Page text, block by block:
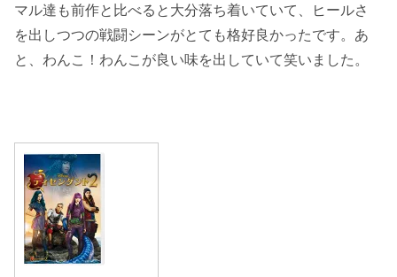
マル達も前作と比べると大分落ち着いていて、ヒールさ
を出しつつの戦闘シーンがとても格好良かったです。あ
と、わんこ！わんこが良い味を出していて笑いました。